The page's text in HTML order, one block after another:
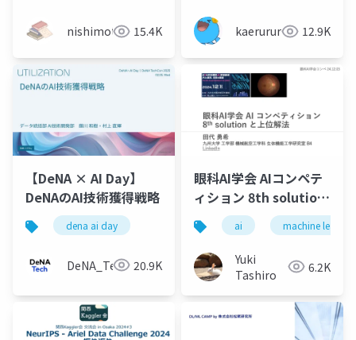
nishimoto 15.4K kaerururu 12.9K
【DeNA × AI Day】
DeNAのAI技術獲得戦略
dena ai day
DeNA_Tech 20.9K
眼科AI学会 AIコンペテ
ィション 8th solution
と上位解法
ai machine
Yuki
Tashiro
6.2K